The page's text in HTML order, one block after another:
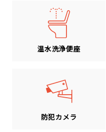
温水洗浄便座
防犯カメラ